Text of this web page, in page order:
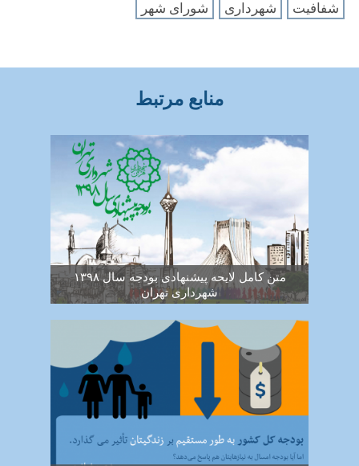
شفافیت
شهرداری شورای شهر
منابع مرتبط
متن کامل لایحه پیشنهادی بودجه سال ۱۳۹۸
شهرداری تهران